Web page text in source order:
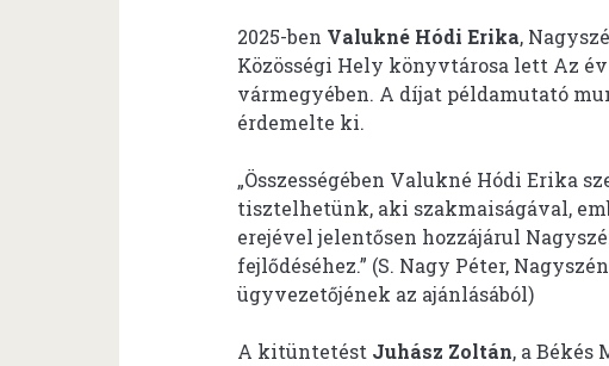
2025-ben Valukné Hódi Erika,
Közösségi Hely könyvtárosa lett Az
vármegyében. A díjat példamutató
érdemelte ki.
„Összességében Valukné Hódi Erika
tisztelhetünk, aki szakmaiságával,
erejével jelentősen hozzájárul
fejlődéséhez.” (S. Nagy Péter,
ügyvezetőjének az ajánlásából)
A kitüntetést Juhász Zoltán, a Békés